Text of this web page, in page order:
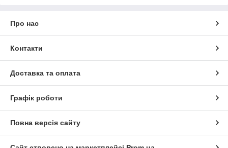
Про нас
Контакти
Доставка та оплата
Графік роботи
Повна версія сайту